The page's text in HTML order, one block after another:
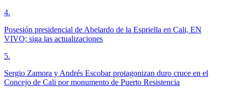
4.
Posesión presidencial de Abelardo de la Espriella en Cali, EN
VIVO; siga las actualizaciones
5.
Sergio Zamora y Andrés Escobar protagonizan duro cruce en el
Concejo de Cali por monumento de Puerto Resistencia